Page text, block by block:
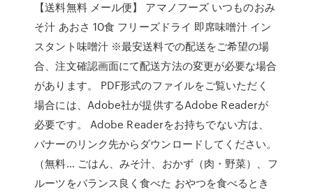
【送料無料 メール便】 アマノフーズ いつものおみ
そ汁 あおさ 10食 フリーズドライ 即席味噌汁 イン
スタント味噌汁 ※最安送料での配送をご希望の場
合、注文確認画面にて配送方法の変更が必要な場合
があります。 PDF形式のファイルをご覧いただく
場合には、Adobe社が提供するAdobe Readerが
必要です。 Adobe Readerをお持ちでない方は、
バナーのリンク先からダウンロードしてください。
（無料… ごはん、みそ汁、おかず（肉・野菜）、フ
ルーツをバランス良く食べた おやつを食べるとき